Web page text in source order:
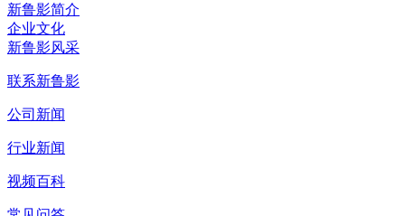
新鲁影简介
企业文化
新鲁影风采
联系新鲁影
公司新闻
行业新闻
视频百科